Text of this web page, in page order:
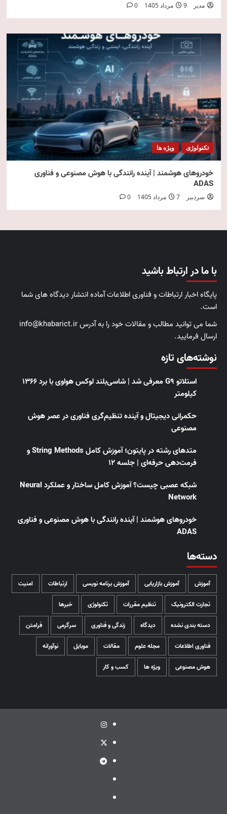
مدیر 9 مرداد 1405 0
تکنولوژی ویژه ها
خودروهای هوشمند | آینده رانندگی با هوش مصنوعی و فناوری
ADAS
سردبیر 7 مرداد 1405 0
با ما در ارتباط باشید
پایگاه اخبار ارتباطات و فناوری اطلاعات آماده انتشار دیدگاه های شما
است.
شما می توانید مطالب و مقالات خود را به آدرس info@khabarict.ir
ارسال فرمایید.
نوشته‌های تازه
استلاتو G9 معرفی شد | شاسی‌بلند لوکس هواوی با برد ۱۳۶۶
کیلومتر
حکمرانی دیجیتال و آینده تنظیم‌گری فناوری در عصر هوش
مصنوعی
متدهای رشته در پایتون؛ آموزش کامل String Methods و
فرمت‌دهی حرفه‌ای | جلسه ۱۲
شبکه عصبی چیست؟ آموزش کامل ساختار و عملکرد Neural
Network
خودروهای هوشمند | آینده رانندگی با هوش مصنوعی و فناوری
ADAS
دسته‌ها
آموزش آموزش بازاریابی آموزش برنامه نویسی ارتباطات امنیت
تجارت الکترونیک تنظیم مقررات تکنولوژی خبرها
دسته بندی نشده دیدگاه زندگی و فناوری سرگرمی فرامتن
فناوری اطلاعات مجله علوم مقالات موبایل نوآورانه
هوش مصنوعی ویژه ها کسب و کار
اینستاگرام
توئیتر
تلگرام